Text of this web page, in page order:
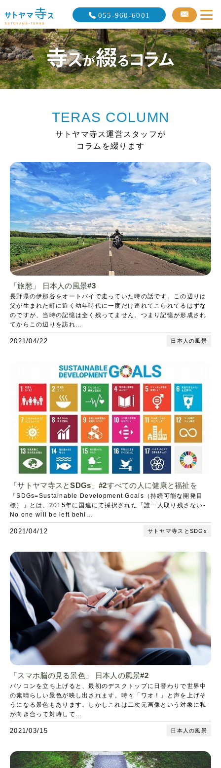
055-960-6001
TERAS COLUMN
サトヤマ寺ス運営スタッフが
コラムを綴ります
「旅愁」 日本人の風景#3
長野県の伊那谷をオートバイで走っていた時の話です。この辺りは
父が生まれた町に近く幼年時代に一度だけ連れてこられてるはずな
のですが、当時の記憶は全く残ってません。つまり記憶が形成され
てからこの辺りを訪れ...
2021/04/22 日本人の風景
「サトヤマ寺スとSDGs」#2すべての人に健康と福祉を
「SDGs=Sustainable Development Goals（持続可能な開発目
標）」とは、2015年に国連にて採択された「誰一人取り残さない-
No one will be left behi...
2021/04/12 サトヤマ寺スとSDGs
「スマホ脳の見る景色」 日本人の風景#2
パソコンを立ち上げると、最初のデスクトップに日替わりで世界中
の素晴らしい景色が映し出されます。時々「ワオ！」と声を上げそ
うになる景色もあります。しかしこれは二次元画像という対象に私
が向き合って対峙して...
2021/03/15 日本人の風景